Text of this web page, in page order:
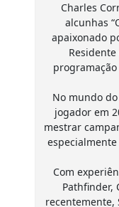
Charles
alcunhas
apaixonado
No mundo
jogador em
mestrar
Com
Pathfinder,
recentemente,